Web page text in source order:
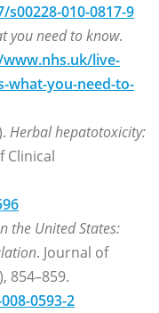
010-0817-9
you need to know.
live-
what-you-need-to-
Herbal hepatotoxicity:
Clinical
the United States:
. Journal of
854–859.
0593-2